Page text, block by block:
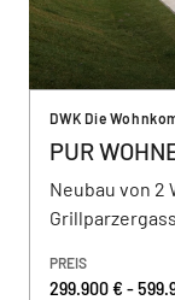
DWK Die
PUR
Neubau von 2
PREIS
299.900 € -